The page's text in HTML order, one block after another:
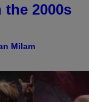
2000s
Milam